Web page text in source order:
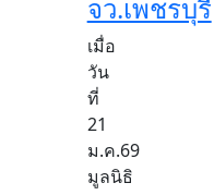
จว.เพชรบุรี
เมื่อ
วัน
ที่
21
ม.ค.69
มูลนิธิ